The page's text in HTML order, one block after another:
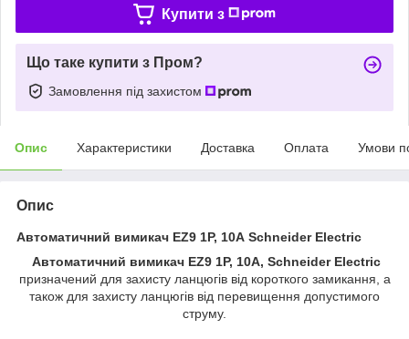
Купити з
Що таке купити з Пром?
Замовлення під захистом
Опис Характеристики Доставка Оплата Умови
Опис
Автоматичний вимикач EZ9 1P, 10А Schneider Electric
Автоматичний вимикач EZ9 1P, 10А, Schneider Electric
призначений для захисту ланцюгів від короткого замикання, а
також для захисту ланцюгів від перевищення допустимого
струму.